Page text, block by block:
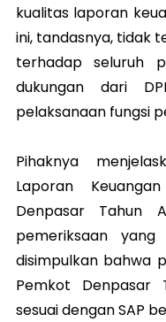
kualitas laporan
ini, tandasnya, tidak
terhadap seluruh
dukungan dari
pelaksanaan fungsi
Pihaknya
Laporan
Denpasar Tahun
pemeriksaan
disimpulkan bahwa
Pemkot Denpasar
sesuai dengan SAP